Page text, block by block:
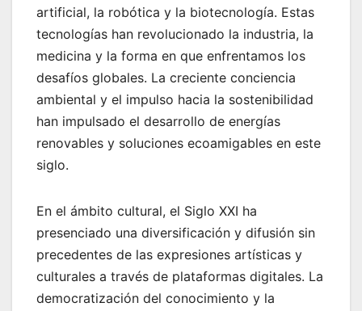
artificial, la robótica y la biotecnología. Estas
tecnologías han revolucionado la industria, la
medicina y la forma en que enfrentamos los
desafíos globales. La creciente conciencia
ambiental y el impulso hacia la sostenibilidad
han impulsado el desarrollo de energías
renovables y soluciones ecoamigables en este
siglo.
En el ámbito cultural, el Siglo XXI ha
presenciado una diversificación y difusión sin
precedentes de las expresiones artísticas y
culturales a través de plataformas digitales. La
democratización del conocimiento y la